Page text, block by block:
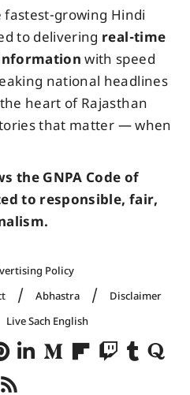
fastest-growing Hindi
to delivering real-time
with speed
national headlines
heart of Rajasthan
that matter — when
the GNPA Code of
to responsible, fair,
Policy
Abhastra
Disclaimer
Live Sach English